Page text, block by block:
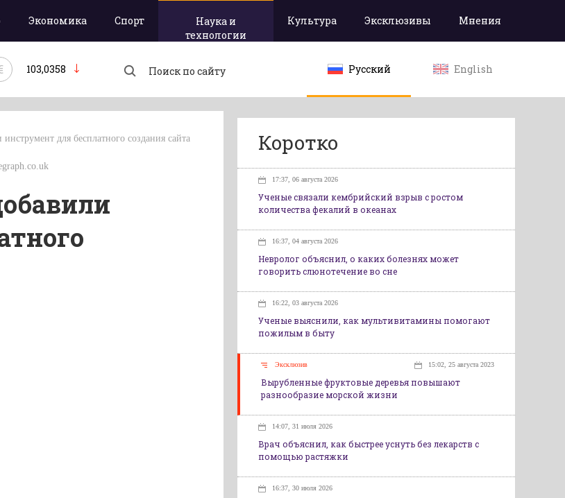
Экономика Спорт
Наука и
технологии
Культура Эксклюзивы Мнения
103,0358 Русский English
для бесплатного создания сайта Коротко
17:37, 06 августа 2026
Ученые связали кембрийский взрыв с ростом
количества фекалий в океанах
16:37, 04 августа 2026
Невролог объяснил, о каких болезнях может
говорить слюнотечение во сне
16:22, 03 августа 2026
Ученые выяснили, как мультивитамины помогают
пожилым в быту
Эксклюзив 15:02, 25 августа 2023
Вырубленные фруктовые деревья повышают
разнообразие морской жизни
14:07, 31 июля 2026
Врач объяснил, как быстрее уснуть без лекарств с
помощью растяжки
16:37, 30 июля 2026